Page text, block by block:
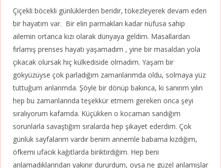
Çiçekli böcekli günlüklerden beridir, tökezleyerek devam eden
bir hayatım var. Bir elin parmakları kadar nüfusa sahip
ailemin ortanca kızı olarak dünyaya geldim. Masallardan
fırlamış prenses hayatı yaşamadım , yine bir masaldan yola
çıkacak olursak hiç külkediside olmadım. Yaşam bir
gökyüzüyse çok parladığım zamanlarımda oldu, solmaya yüz
tuttuğum anlarımda. Şöyle bir dönüp bakınca, ki sanırım yılın
hep bu zamanlarında teşekkür etmem gereken onca şeyi
sıralıyorum kafamda. Küçükken o kocaman sandığım
sorunlarla savaştığım sıralarda hep şikayet ederdim. Çok
günlük sayfalarım vardır benim annemle babama kızdığım,
öfkemi ufacık kağıtlarda biriktirdiğim. Hep beni
anlamadıklarından yakınır dururdum, oysa ne güzel anlamışlar